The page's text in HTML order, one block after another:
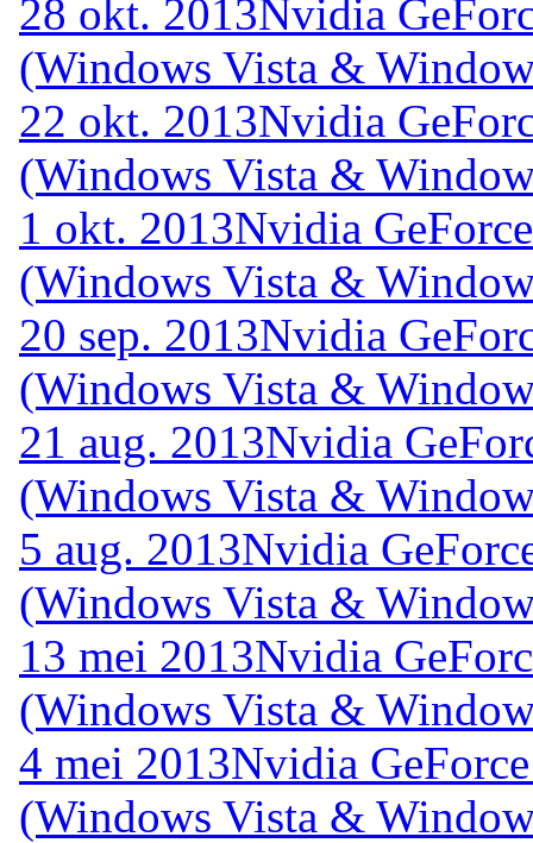
28 okt. 2013Nvidia
(Windows Vista &
22 okt. 2013Nvidia
(Windows Vista &
1 okt. 2013Nvidia
(Windows Vista &
20 sep. 2013Nvidia
(Windows Vista &
21 aug. 2013Nvidia
(Windows Vista &
5 aug. 2013Nvidia
(Windows Vista &
13 mei 2013Nvidia
(Windows Vista &
4 mei 2013Nvidia
(Windows Vista &